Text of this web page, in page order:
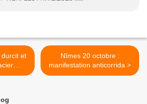
Nîmes 20 octobre :
manifestation anticorrida >